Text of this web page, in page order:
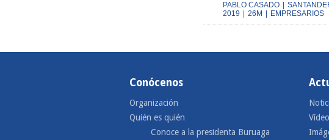
PABLO CASADO
2019
26M EMPRESARIOS
Conócenos
Organización
Quién es quién
Conoce a la presidenta Buruaga